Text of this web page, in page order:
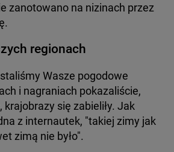
zanotowano na nizinach przez
regionach
Wasze pogodowe
i nagraniach pokazaliście,
krajobrazy się zabieliły. Jak
z internautek, "takiej zimy jak
zimą nie było".